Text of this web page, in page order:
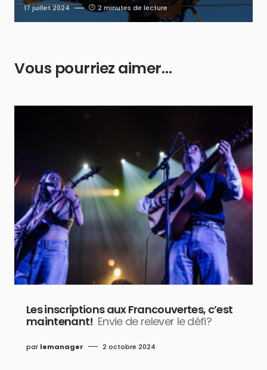
17 juillet 2024 2 minutes de lecture
Vous pourriez aimer…
Les inscriptions aux Francouvertes, c’est
maintenant! Envie de relever le défi?
par lemanager 2 octobre 2024